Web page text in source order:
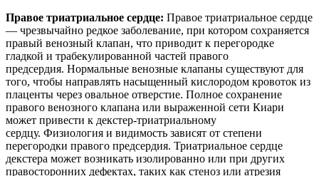
Правое триатриальное сердце: Правое триатриальное сердце
— чрезвычайно редкое заболевание, при котором сохраняется
правый венозный клапан, что приводит к перегородке
гладкой и трабекулированной частей правого
предсердия. Нормальные венозные клапаны существуют для
того, чтобы направлять насыщенный кислородом кровоток из
плаценты через овальное отверстие. Полное сохранение
правого венозного клапана или выраженной сети Киари
может привести к декстер-триатриальному
сердцу. Физиология и видимость зависят от степени
перегородки правого предсердия. Триатриальное сердце
декстера может возникать изолированно или при других
правосторонних дефектах, таких как стеноз или атрезия